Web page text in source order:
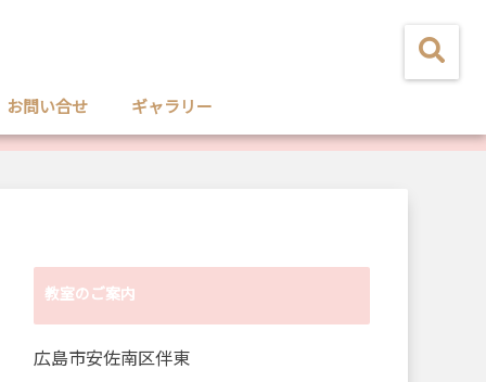
お問い合せ ギャラリー
教室のご案内
広島市安佐南区伴東